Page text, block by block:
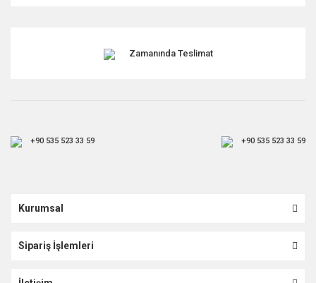
Zamanında Teslimat
+90 535 523 33 59 +90 535 523 33 59
Kurumsal
Sipariş İşlemleri